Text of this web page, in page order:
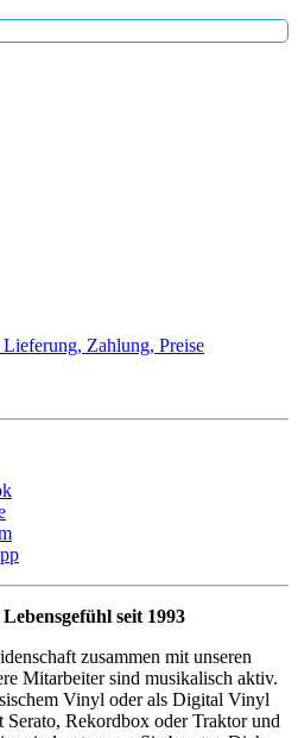
Zahlung, Preise
seit 1993
zusammen mit unseren
Mitarbeiter sind musikalisch aktiv.
Vinyl oder als Digital Vinyl
Rekordbox oder Traktor und